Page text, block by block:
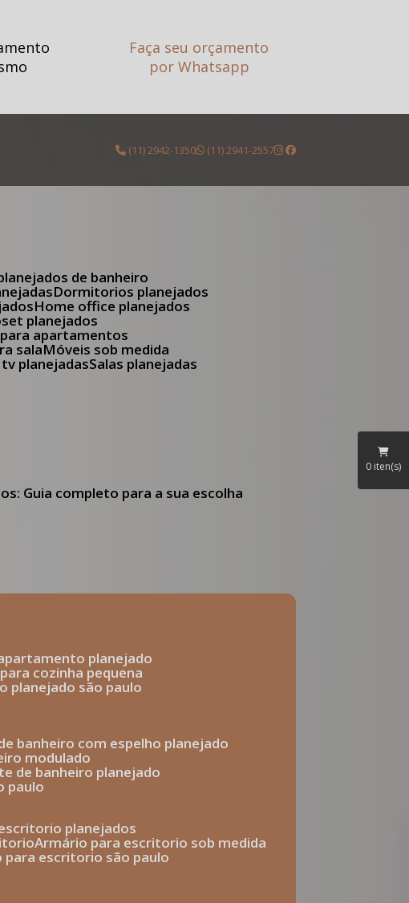
Faça seu orçamento
por Whatsapp
(11) 2942-1350 (11) 2941-2557
de banheiro
Dormitorios planejados
Home office planejados
planejados
para apartamentos
sala Móveis sob medida
tv planejadas Salas planejadas
Guia completo para a sua escolha
planejado
cozinha pequena
planejado são paulo
banheiro com espelho planejado
modulado
de banheiro planejado
paulo
planejados
armário para escritorio sob medida
para escritorio são paulo
0 iten(s)